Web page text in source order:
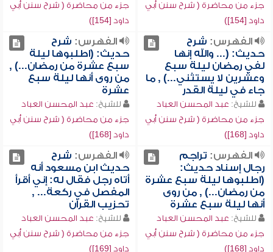
جزء من محاضرة ( شرح سنن أبي
داود [154])
جزء من محاضرة ( شرح سنن أبي
داود [154])
الفهرس: شرح
حديث: (... والله إنها
لفي رمضان ليلة سبع
وعشرين لا يستثني...) , ما
جاء في ليلة القدر
للشيخ: عبد المحسن العباد
جزء من محاضرة ( شرح سنن أبي
داود [168])
الفهرس: شرح
حديث: (اطلبوها ليلة
سبع عشرة من رمضان...) ,
من روى أنها ليلة سبع
عشرة
للشيخ: عبد المحسن العباد
جزء من محاضرة ( شرح سنن أبي
داود [168])
الفهرس: تراجم
رجال إسناد حديث:
(اطلبوها ليلة سبع عشرة
من رمضان...) , من روى
أنها ليلة سبع عشرة
للشيخ: عبد المحسن العباد
جزء من محاضرة ( شرح سنن أبي
داود [168])
الفهرس: شرح
حديث ابن مسعود أنه
أتاه رجل فقال له: إني أقرأ
المفصل في ركعة... ,
تحزيب القرآن
للشيخ: عبد المحسن العباد
جزء من محاضرة ( شرح سنن أبي
داود [169])